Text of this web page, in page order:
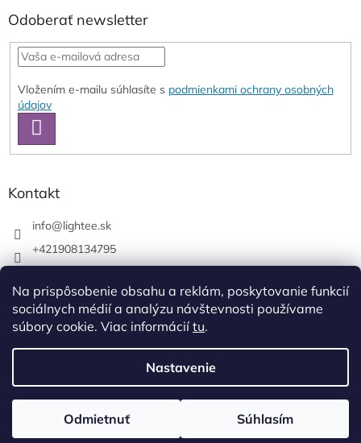
Na prispôsobenie obsahu a reklám, poskytovanie funkcií
sociálnych médií a analýzu návštevnosti používame
súbory cookie. Viac informáciítu.
Nastavenie
Odmietnuť Súhlasím
Odoberať newsletter
Vložením e-mailu súhlasíte s podmienkami ochrany osobných
údajov
SA
Kontakt
info@lightee.sk
+421908134795
lightee.sk
Copyright 2026Lightee. Všetky práva vyhradené.Upraviť